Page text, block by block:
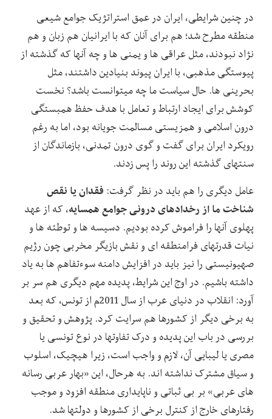
در چنین شرایطی، ایران در عمق استراتژیک جوامع شیعی
منطقه مطرح شد؛ هم برای آنان که با ایرانیان هم زبان و هم
نژاد نبودند، مثل عراقی‏ ها و یمنی ‏ها و چه آنها که گذشته از
پیوستگی مذهبی، با ایران پیوند بنیادین داشتند، مثل
بحرینی ‏ها. حال سیاست ما چه می‏توانست باشد؟ نخست
کوشش برای ایجاد ارتباط و تعامل با هدف حفظ همبستگی
درون اسلامی و همزیستی مسالمت ‏جویانه بود، اما به ‏رغم
رویکرد ایران برای گفت و گوی درون تمدنی، بازماندگان از
سنت‏های گذشته این روند را پس زدند.
عامل دیگری را هم باید در نظر گرفت: فقدان یا نقص
شناخت ما از رخدادهای درونی جوامع همسایه، که از عهد
پهلوی آنها را فراموش کرده بودیم. دسیسه ‏ها و توطئه ‏ها و
نیات قدرت‏های فرامنطقه‏ ای و نقش بازیگر مخربی چون رژیم
صهیونیستی را نیز باید در افزایش دامنه سوءتفاهم ‏ها به یاد
داشته باشیم. در اوج این شرایط، پدیده مهم دیگری هم سر بر
آورد: انقلاب در دنیای عرب از سال 2011م از تونس، که بعد
به برخی دیگر از کشورها هم سرایت کرد. پژوهش و تحقیق و
بررسی در باب این پدیده و درک تفاوت‏ها در نوع تونسی یا
مصری یا لیبایی آن، لازم و واجب است، زیرا هیچیک، اسلوب
و سیاق مشترک نداشته ‏اند. به هرحال، این «بهار عربی رسانه
‏های عربی» بر بی ‏ثباتی و ناپایداری منطقه افزود و موجب
رفتارهای خارج از کنترل برخی از کشورها و دولت‏ها شد.